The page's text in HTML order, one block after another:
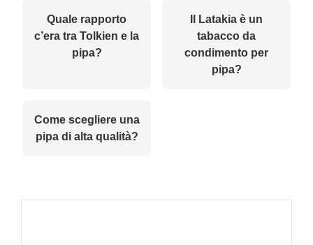
Quale rapporto
c’era tra Tolkien e la
pipa?
Il Latakia è un
tabacco da
condimento per
pipa?
Come scegliere una
pipa di alta qualità?